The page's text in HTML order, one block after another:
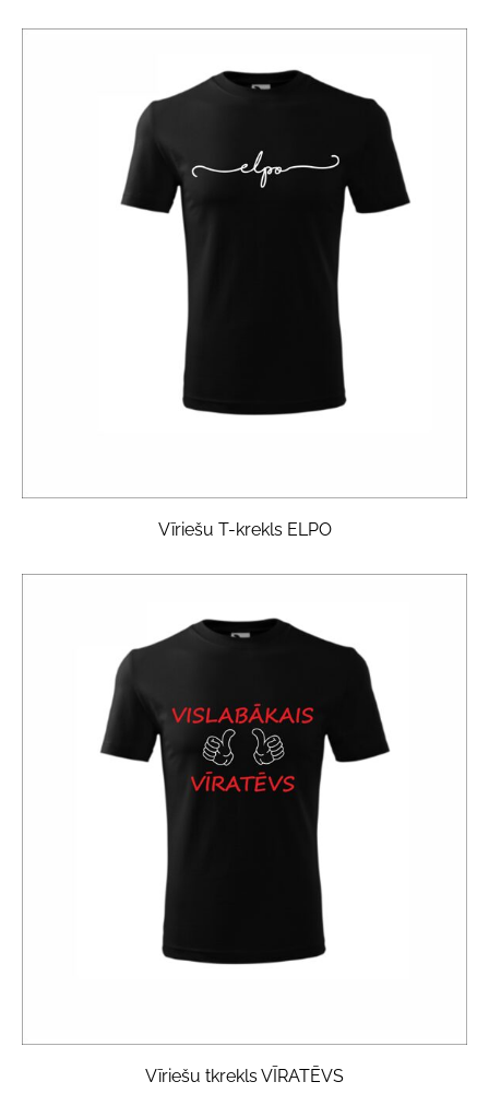
Vīriešu T-krekls ELPO
Vīriešu tkrekls VĪRATĒVS